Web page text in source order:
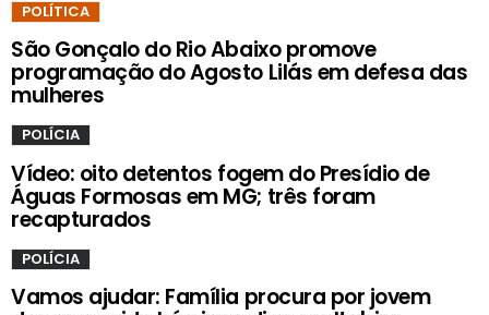
POLÍTICA
São Gonçalo do Rio Abaixo promove
programação do Agosto Lilás em defesa das
mulheres
POLÍCIA
Vídeo: oito detentos fogem do Presídio de
Águas Formosas em MG; três foram
recapturados
POLÍCIA
Vamos ajudar: Família procura por jovem